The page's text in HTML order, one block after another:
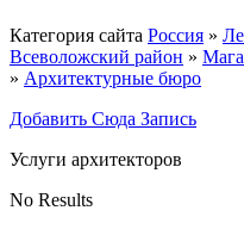
Категория сайта Россия »
Всеволожский район »
» Архитектурные бюро
Добавить Сюда Запись
Услуги архитекторов
No Results